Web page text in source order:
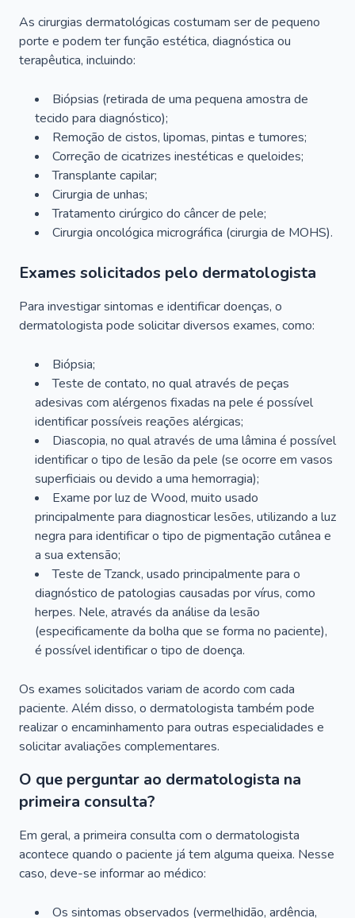
As cirurgias dermatológicas costumam ser de pequeno
porte e podem ter função estética, diagnóstica ou
terapêutica, incluindo:
Biópsias (retirada de uma pequena amostra de
tecido para diagnóstico);
Remoção de cistos, lipomas, pintas e tumores;
Correção de cicatrizes inestéticas e queloides;
Transplante capilar;
Cirurgia de unhas;
Tratamento cirúrgico do câncer de pele;
Cirurgia oncológica micrográfica (cirurgia de MOHS).
Exames solicitados pelo dermatologista
Para investigar sintomas e identificar doenças, o
dermatologista pode solicitar diversos exames, como:
Biópsia;
Teste de contato, no qual através de peças
adesivas com alérgenos fixadas na pele é possível
identificar possíveis reações alérgicas;
Diascopia, no qual através de uma lâmina é possível
identificar o tipo de lesão da pele (se ocorre em vasos
superficiais ou devido a uma hemorragia);
Exame por luz de Wood, muito usado
principalmente para diagnosticar lesões, utilizando a luz
negra para identificar o tipo de pigmentação cutânea e
a sua extensão;
Teste de Tzanck, usado principalmente para o
diagnóstico de patologias causadas por vírus, como
herpes. Nele, através da análise da lesão
(especificamente da bolha que se forma no paciente),
é possível identificar o tipo de doença.
Os exames solicitados variam de acordo com cada
paciente. Além disso, o dermatologista também pode
realizar o encaminhamento para outras especialidades e
solicitar avaliações complementares.
O que perguntar ao dermatologista na
primeira consulta?
Em geral, a primeira consulta com o dermatologista
acontece quando o paciente já tem alguma queixa. Nesse
caso, deve-se informar ao médico:
Os sintomas observados (vermelhidão, ardência,